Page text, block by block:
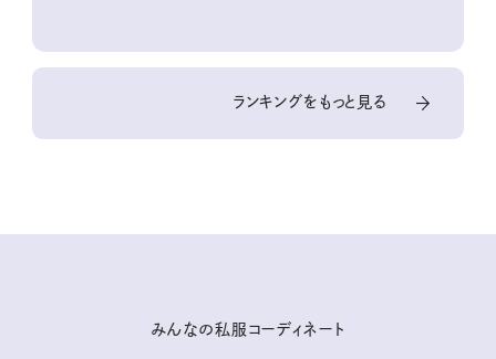
ランキングをもっと見る
みんなの私服コーディネート